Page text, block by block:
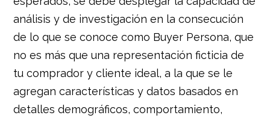
análisis y de investigación en la consecución
de lo que se conoce como Buyer Persona, que
no es más que una representación ficticia de
tu comprador y cliente ideal, a la que se le
agregan características y datos basados en
detalles demográficos, comportamiento,